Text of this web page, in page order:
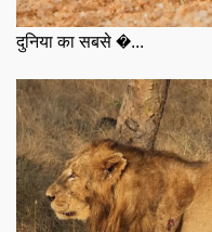
दुनिया का सबसे �...